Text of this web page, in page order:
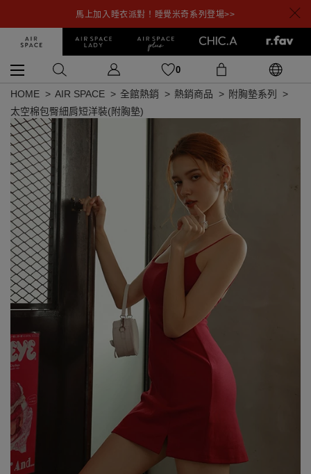
馬上加入睡衣派對！睡覺米奇系列登場>>
0
HOME AIR SPACE 全館熱銷 熱銷商品
附胸墊系列
太空棉包臀細肩短洋裝(附胸墊)